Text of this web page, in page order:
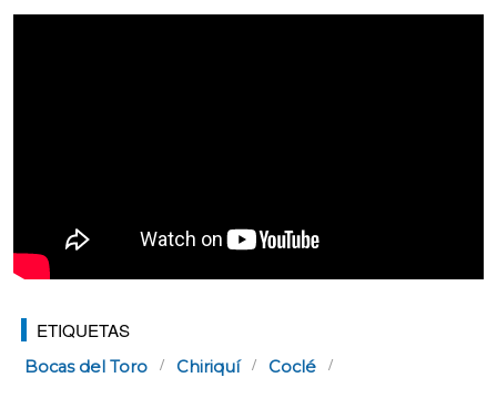
ETIQUETAS
Bocas del Toro Chiriquí Coclé